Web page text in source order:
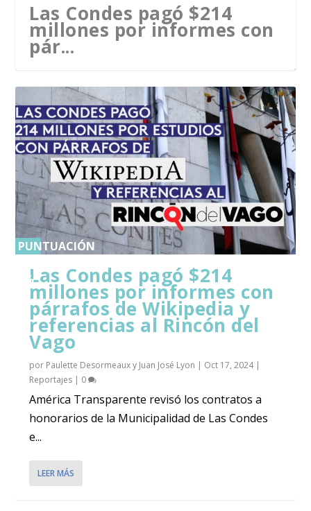
Las Condes pagó $214
millones por informes con
pár...
PUNTUACIÓN
%
Las Condes pagó $214
millones por informes con
párrafos de Wikipedia y
referencias al Rincón del
Vago
por Paulette Desormeaux y Juan José Lyon | Oct 17, 2024|
Reportajes | 0
América Transparente revisó los contratos a
honorarios de la Municipalidad de Las Condes
e...
LEER MÁS